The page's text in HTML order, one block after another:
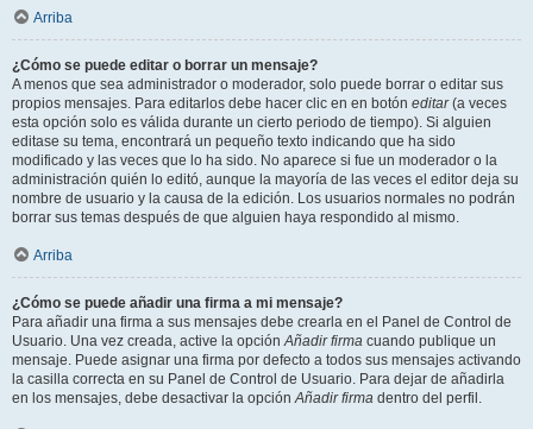
Arriba
¿Cómo se puede editar o borrar un mensaje?
A menos que sea administrador o moderador, solo puede borrar o editar sus
propios mensajes. Para editarlos debe hacer clic en en botón editar(a veces
esta opción solo es válida durante un cierto periodo de tiempo). Si alguien
editase su tema, encontrará un pequeño texto indicando que ha sido
modificado y las veces que lo ha sido. No aparece si fue un moderador o la
administración quién lo editó, aunque la mayoría de las veces el editor deja su
nombre de usuario y la causa de la edición. Los usuarios normales no podrán
borrar sus temas después de que alguien haya respondido al mismo.
Arriba
¿Cómo se puede añadir una firma a mi mensaje?
Para añadir una firma a sus mensajes debe crearla en el Panel de Control de
Usuario. Una vez creada, active la opciónAñadir firma cuando publique un
mensaje. Puede asignar una firma por defecto a todos sus mensajes activando
la casilla correcta en su Panel de Control de Usuario. Para dejar de añadirla
en los mensajes, debe desactivar la opciónAñadir firma dentro del perfil.